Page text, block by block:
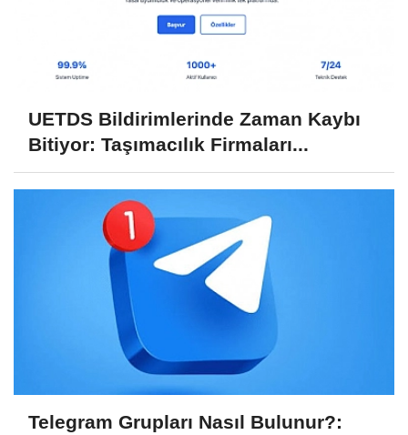
UETDS Bildirimlerinde Zaman Kaybı
Bitiyor: Taşımacılık Firmaları...
Telegram Grupları Nasıl Bulunur?: